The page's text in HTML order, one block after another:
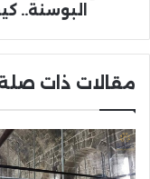
البوسنة..
مقالات ذات